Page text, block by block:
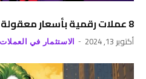
8 عملات رقمية بأسعار معقولة يمكن شراؤها اليوم
أكتوبر 13, 2024 الاستثمار في